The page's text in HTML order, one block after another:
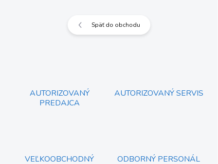
Späť do obchodu
AUTORIZOVANÝ
PREDAJCA
AUTORIZOVANÝ SERVIS
VEĽKOOBCHODNÝ
ODBORNÝ PERSONÁL